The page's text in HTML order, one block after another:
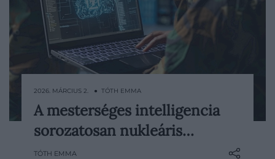
A legfejlettebb mesterséges
intelligenciák egy friss kutatás szerint
jóval hamarabb nyúlnának nukleáris
2026. MÁRCIUS 2. ● TÓTH EMMA
A mesterséges intelligencia
sorozatosan nukleáris…
TÓTH EMMA